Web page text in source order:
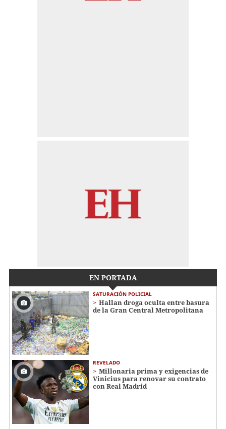
EN PORTADA
SATURACIÓN POLICIAL
Hallan droga oculta entre basura
de la Gran Central Metropolitana
REVELADO
Millonaria prima y exigencias de
Vinicius para renovar su contrato
con Real Madrid